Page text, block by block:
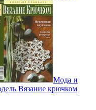
Мода и
Вязание крючком